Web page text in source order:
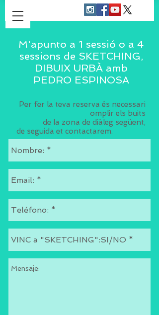
M'apunto a 1 sessió o a 4
sessions de SKETCHING,
DIBUIX URBÀ amb
PEDRO ESPINOSA
Per fer la teva reserva és necessari
omplir els buits
de la zona de diàleg següent,
de seguida et contactarem.